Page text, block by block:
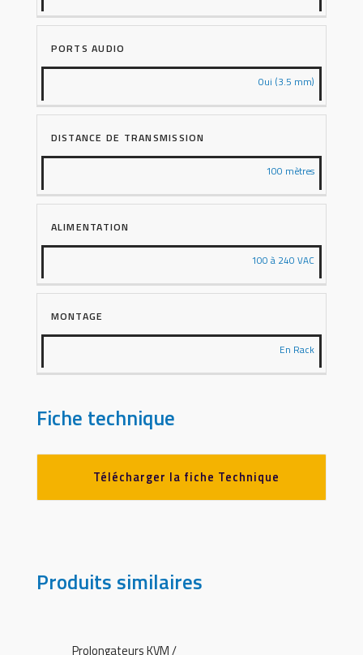
PORTS AUDIO
Oui (3.5 mm)
DISTANCE DE TRANSMISSION
100 mètres
ALIMENTATION
100 à 240 VAC
MONTAGE
En Rack
Fiche technique
Télécharger la fiche Technique
Produits similaires
Prolongateurs KVM /